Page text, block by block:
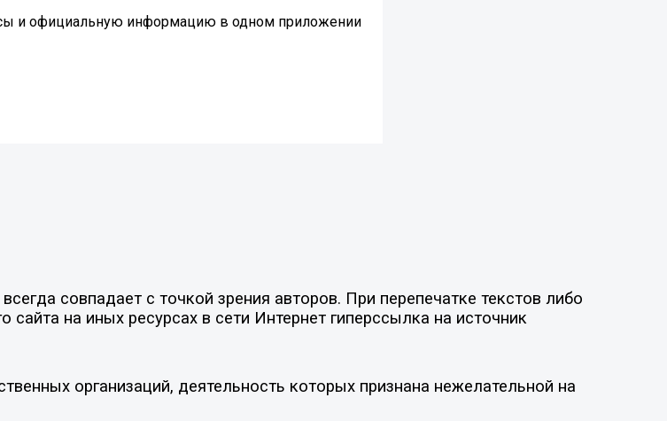
и официальную информацию в одном приложении
совпадает с точкой зрения авторов. При перепечатке текстов либо
на иных ресурсах в сети Интернет гиперссылка на источник
организаций, деятельность которых признана нежелательной на